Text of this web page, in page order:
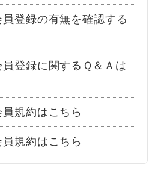
登録の有無を確認する
登録に関するＱ＆Ａは
規約はこちら
規約はこちら